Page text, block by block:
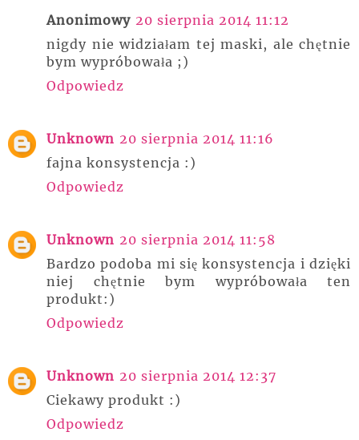
Anonimowy 20 sierpnia 2014 11:12
nigdy nie widziałam tej maski, ale chętnie
bym wypróbowała ;)
Odpowiedz
Unknown 20 sierpnia 2014 11:16
fajna konsystencja :)
Odpowiedz
Unknown 20 sierpnia 2014 11:58
Bardzo podoba mi się konsystencja i dzięki
niej chętnie bym wypróbowała ten
produkt:)
Odpowiedz
Unknown 20 sierpnia 2014 12:37
Ciekawy produkt :)
Odpowiedz